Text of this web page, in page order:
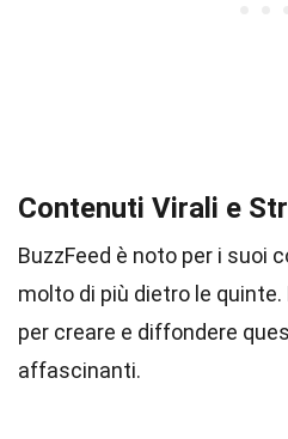
Contenuti Virali e
BuzzFeed è noto per i suoi
molto di più dietro le
per creare e diffondere
affascinanti.